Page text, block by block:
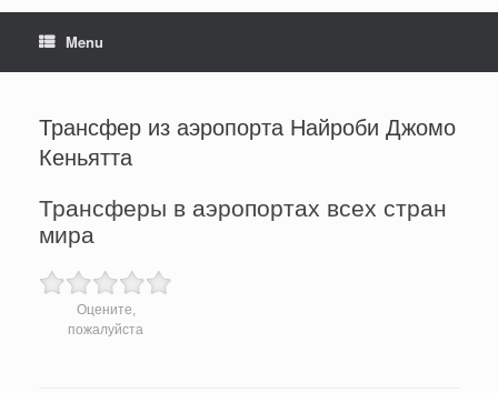
Menu
Трансфер из аэропорта Найроби Джомо
Кеньятта
Трансферы в аэропортах всех стран
мира
Оцените,
пожалуйста